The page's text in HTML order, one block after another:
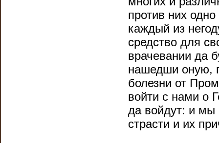
против них
каждый из
средство для
врачевании да
нашедши оную,
болезни от
войти с нами о
да войдут: и мы
страсти и их